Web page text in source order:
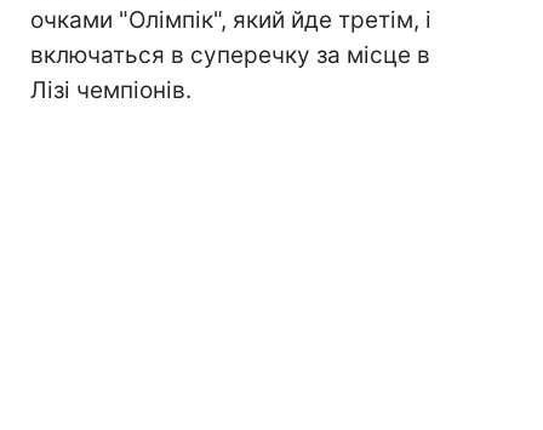
очками "Олімпік", який йде третім, і
включаться в суперечку за місце в
Лізі чемпіонів.